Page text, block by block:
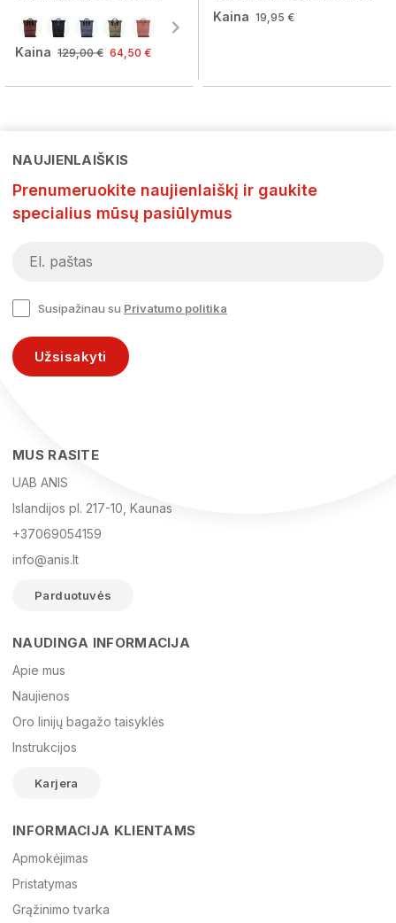
Kaina 129,00 € 64,50 €
Kaina 19,95 €
El. paštas
Žinutė
NAUJIENLAIŠKIS
Prenumeruokite naujienlaiškį ir gaukite
specialius mūsų pasiūlymus
Susipažinau su Privatumo politika
Užsisakyti
MUS RASITE
UAB ANIS
Islandijos pl. 217-10, Kaunas
+37069054159
info@anis.lt
Parduotuvės
NAUDINGA INFORMACIJA
Apie mus
Naujienos
Oro linijų bagažo taisyklės
Instrukcijos
Karjera
INFORMACIJA KLIENTAMS
Apmokėjimas
Pristatymas
Grąžinimo tvarka